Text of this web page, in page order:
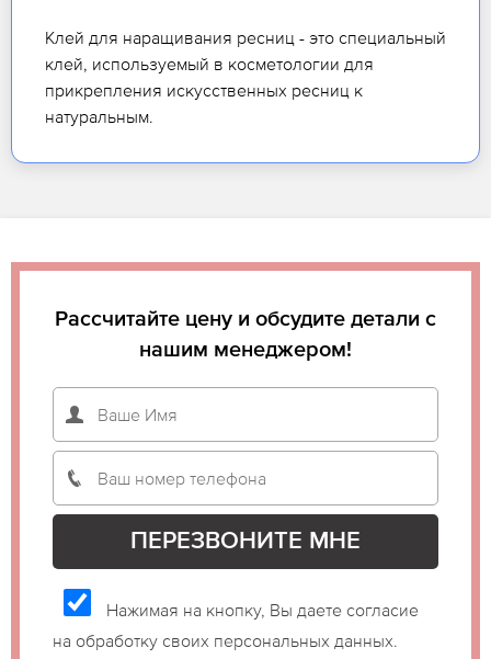
Клей для наращивания ресниц - это специальный
клей, используемый в косметологии для
прикрепления искусственных ресниц к
натуральным.
Рассчитайте цену и обсудите детали с
нашим менеджером!
Нажимая на кнопку, Вы даете согласие
на обработку своих персональных данных.